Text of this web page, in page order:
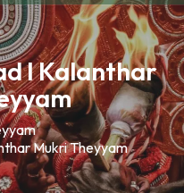
I Kalanthar
Mukri Theyyam